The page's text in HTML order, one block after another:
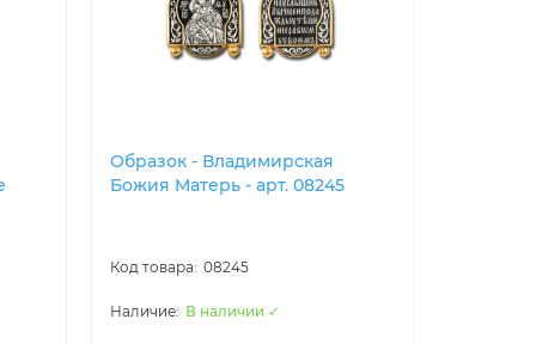
Образок - Владимирска​я
Божия Матерь - арт. 08245
08245
В наличии ✓